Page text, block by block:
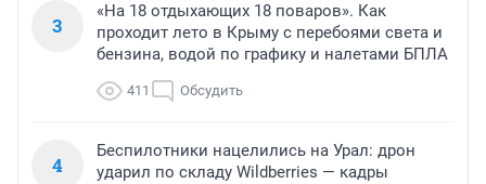
3
«На 18 отдыхающих 18 поваров». Как
проходит лето в Крыму с перебоями света и
бензина, водой по графику и налетами БПЛА
411 Обсудить
4
Беспилотники нацелились на Урал: дрон
ударил по складу Wildberries — кадры